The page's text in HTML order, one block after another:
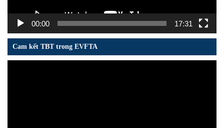
00:00 17:31
Cam kết TBT trong EVFTA